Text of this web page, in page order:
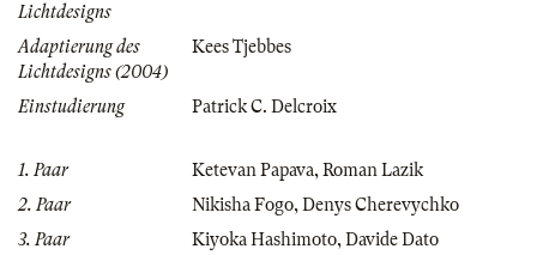
Lichtdesigns
Adaptierung des
Lichtdesigns (2004)
Kees Tjebbes
Einstudierung Patrick C. Delcroix
1. Paar Ketevan Papava, Roman Lazik
2. Paar
Nikisha Fogo, Denys Cherevychko
3. Paar
Kiyoka Hashimoto, Davide Dato